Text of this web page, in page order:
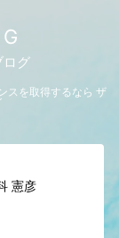
ログ
スを取得するなら ザ
憲彦